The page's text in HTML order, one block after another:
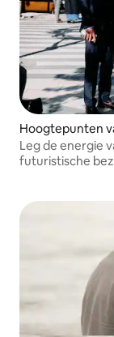
Hoogtepunten
Leg de energie
futuristische
voor fans van